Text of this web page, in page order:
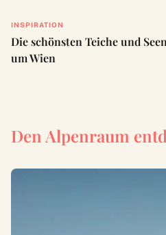
INSPIRATION
Die schönsten Teiche und
um Wien
Den Alpenraum